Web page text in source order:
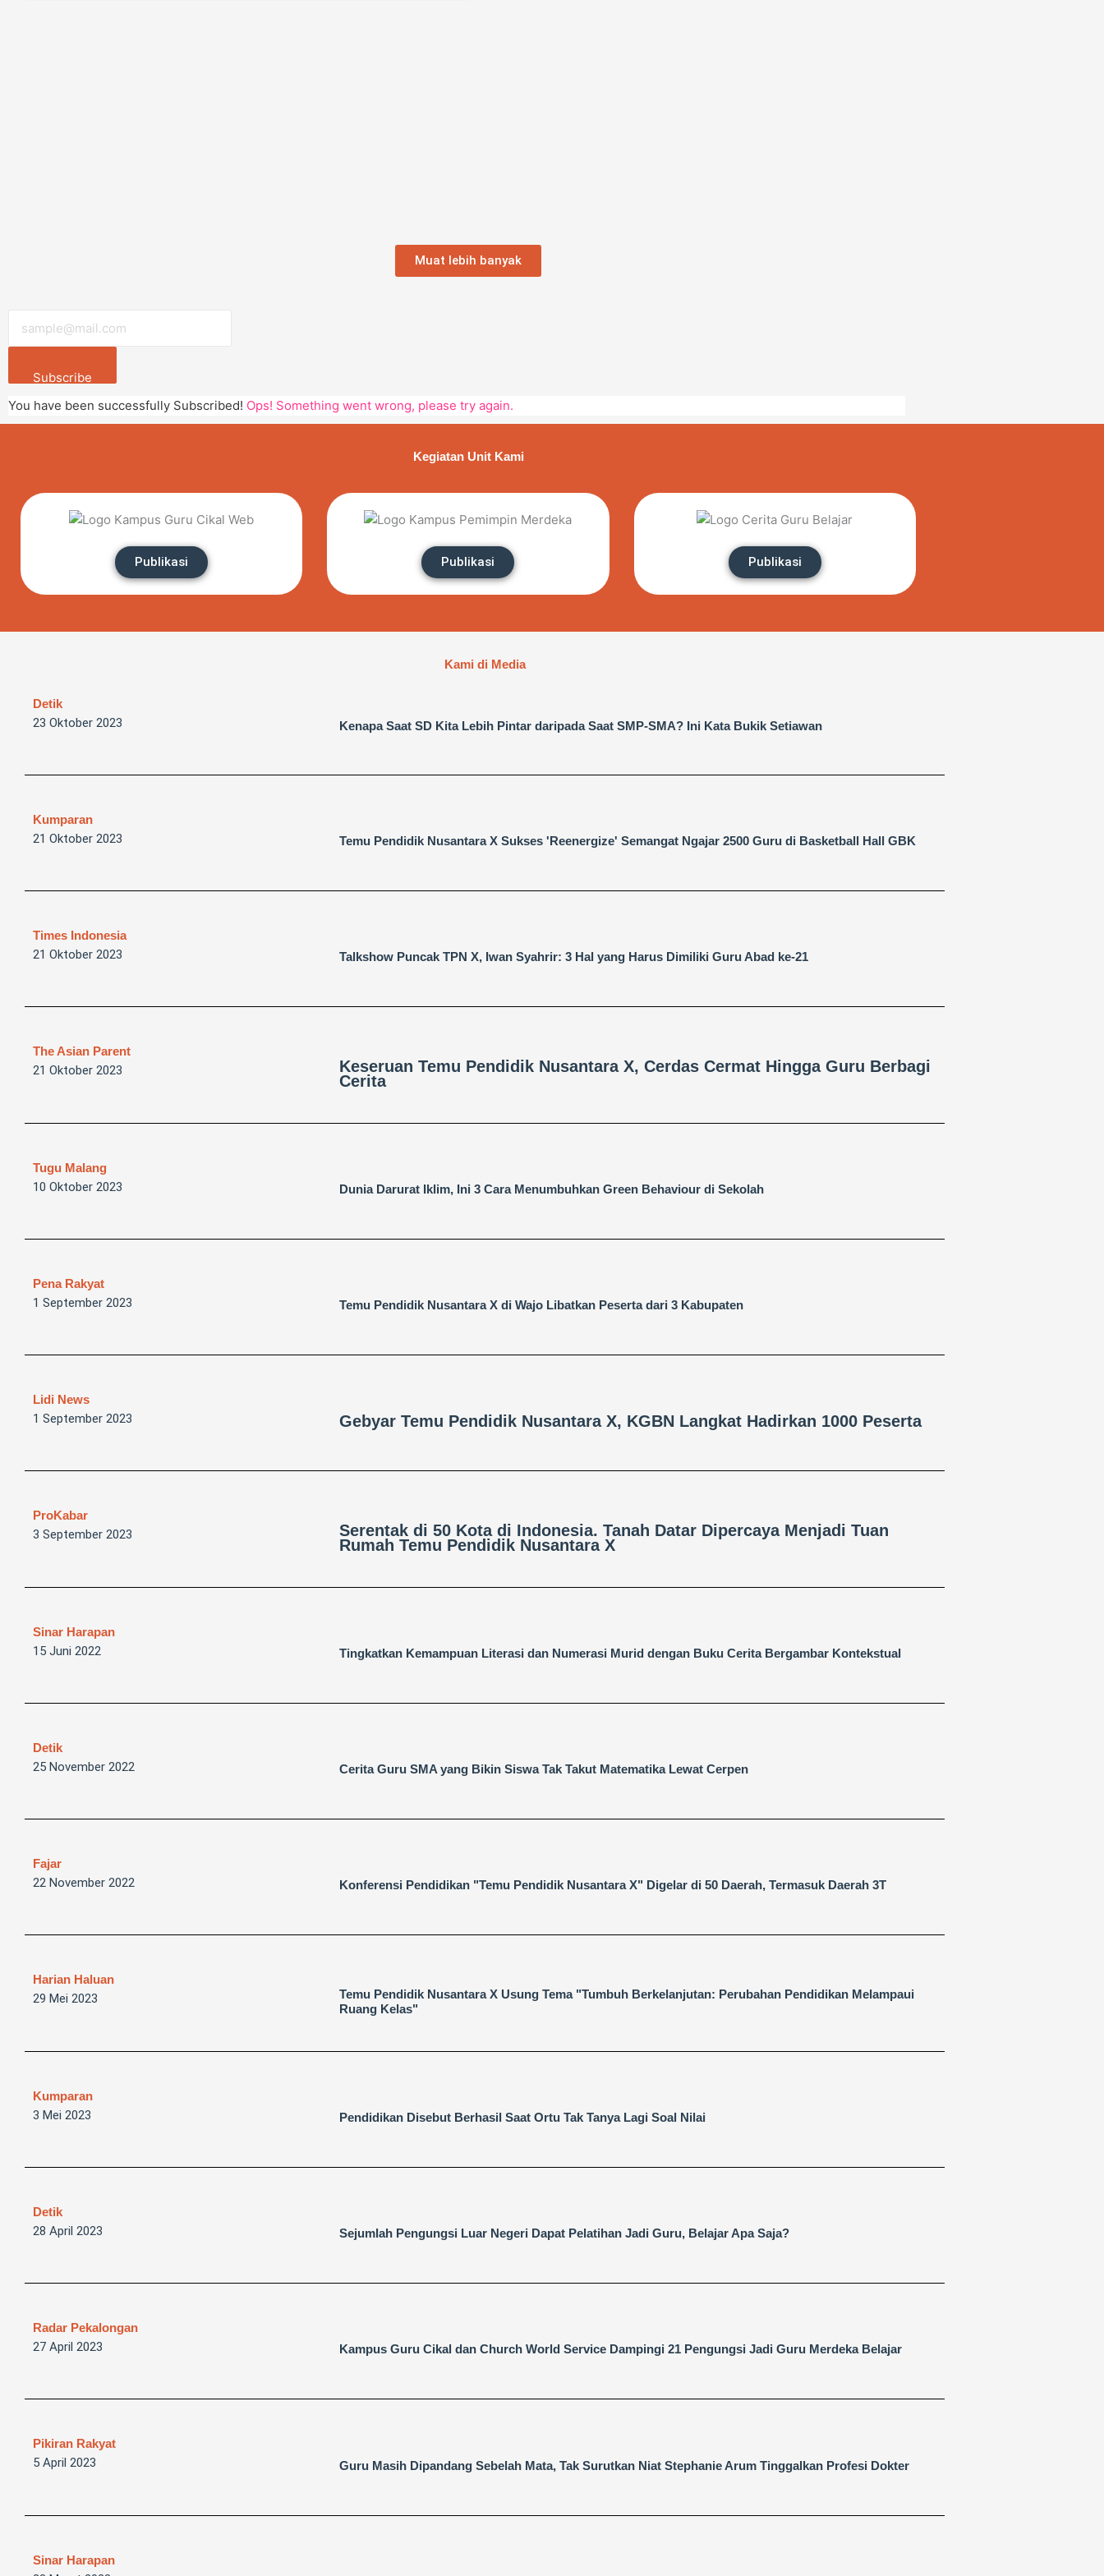
Muat lebih banyak
Subscribe
You have been successfully Subscribed! Ops! Something went wrong, please try again.
Kegiatan Unit Kami
Publikasi Publikasi Publikasi
Kami di Media
Detik
23 Oktober 2023 Kenapa Saat SD Kita Lebih Pintar daripada Saat SMP-SMA? Ini Kata Bukik Setiawan
Kumparan
21 Oktober 2023 Temu Pendidik Nusantara X Sukses 'Reenergize' Semangat Ngajar 2500 Guru di Basketball Hall GBK
Times Indonesia
21 Oktober 2023 Talkshow Puncak TPN X, Iwan Syahrir: 3 Hal yang Harus Dimiliki Guru Abad ke-21
The Asian Parent
21 Oktober 2023
Keseruan Temu Pendidik Nusantara X, Cerdas Cermat Hingga Guru Berbagi
Cerita
Tugu Malang
10 Oktober 2023 Dunia Darurat Iklim, Ini 3 Cara Menumbuhkan Green Behaviour di Sekolah
Pena Rakyat
1 September 2023 Temu Pendidik Nusantara X di Wajo Libatkan Peserta dari 3 Kabupaten
Lidi News
1 September 2023 Gebyar Temu Pendidik Nusantara X, KGBN Langkat Hadirkan 1000 Peserta
ProKabar
3 September 2023
Serentak di 50 Kota di Indonesia, Tanah Datar Dipercaya Menjadi Tuan
Rumah Temu Pendidik Nusantara X
Sinar Harapan
15 Juni 2022 Tingkatkan Kemampuan Literasi dan Numerasi Murid dengan Buku Cerita Bergambar Kontekstual
Detik
25 November 2022 Cerita Guru SMA yang Bikin Siswa Tak Takut Matematika Lewat Cerpen
Fajar
22 November 2022 Konferensi Pendidikan "Temu Pendidik Nusantara X" Digelar di 50 Daerah, Termasuk Daerah 3T
Harian Haluan
29 Mei 2023
Temu Pendidik Nusantara X Usung Tema "Tumbuh Berkelanjutan: Perubahan Pendidikan Melampaui
Ruang Kelas"
Kumparan
3 Mei 2023 Pendidikan Disebut Berhasil Saat Ortu Tak Tanya Lagi Soal Nilai
Detik
28 April 2023 Sejumlah Pengungsi Luar Negeri Dapat Pelatihan Jadi Guru, Belajar Apa Saja?
Radar Pekalongan
27 April 2023 Kampus Guru Cikal dan Church World Service Dampingi 21 Pengungsi Jadi Guru Merdeka Belajar
Pikiran Rakyat
5 April 2023 Guru Masih Dipandang Sebelah Mata, Tak Surutkan Niat Stephanie Arum Tinggalkan Profesi Dokter
Sinar Harapan